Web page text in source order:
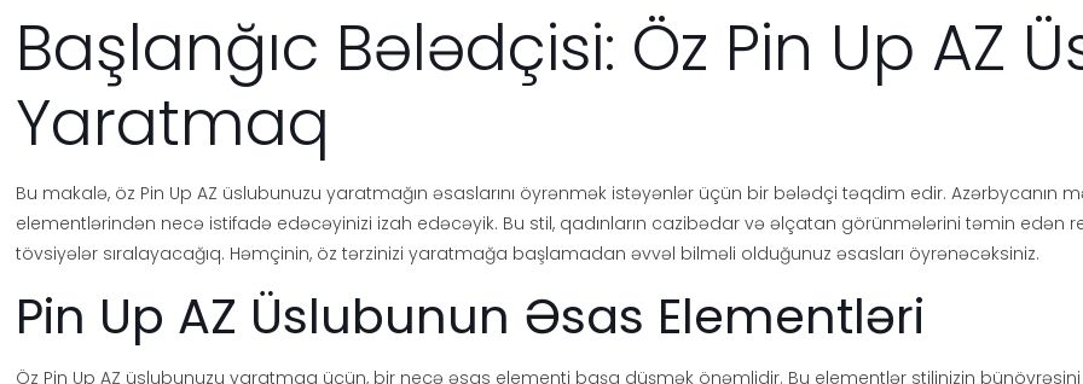
Başlanğıc Bələdçisi: Öz Pin Up AZ
Yaratmaq
Bu makalə, öz Pin Up AZ üslubunuzu yaratmağın əsaslarını öyrənmək istəyənlər üçün bir bələdçi təqdim edir. Azərbycanın
elementlərindən necə istifadə edəcəyinizi izah edəcəyik. Bu stil, qadınların cazibədar və əlçatan görünmələrini təmin edən
tövsiyələr sıralayacağıq. Həmçinin, öz tərzinizi yaratmağa başlamadan əvvəl bilməli olduğunuz əsasları öyrənəcəksiniz.
Pin Up AZ Üslubunun Əsas Elementləri
Öz Pin Up AZ üslubunuzu yaratmaq üçün, bir neçə əsas elementi başa düşmək önəmlidir. Bu elementlər stilinizin